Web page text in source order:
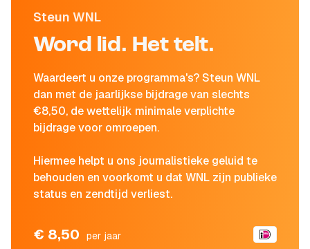
Steun WNL
Word lid. Het telt.
Waardeert u onze programma's? Steun WNL
dan met de jaarlijkse bijdrage van slechts
€8,50, de wettelijk minimale verplichte
bijdrage voor omroepen.
Hiermee helpt u ons journalistieke geluid te
behouden en voorkomt u dat WNL zijn publieke
status en zendtijd verliest.
€ 8,50 per jaar